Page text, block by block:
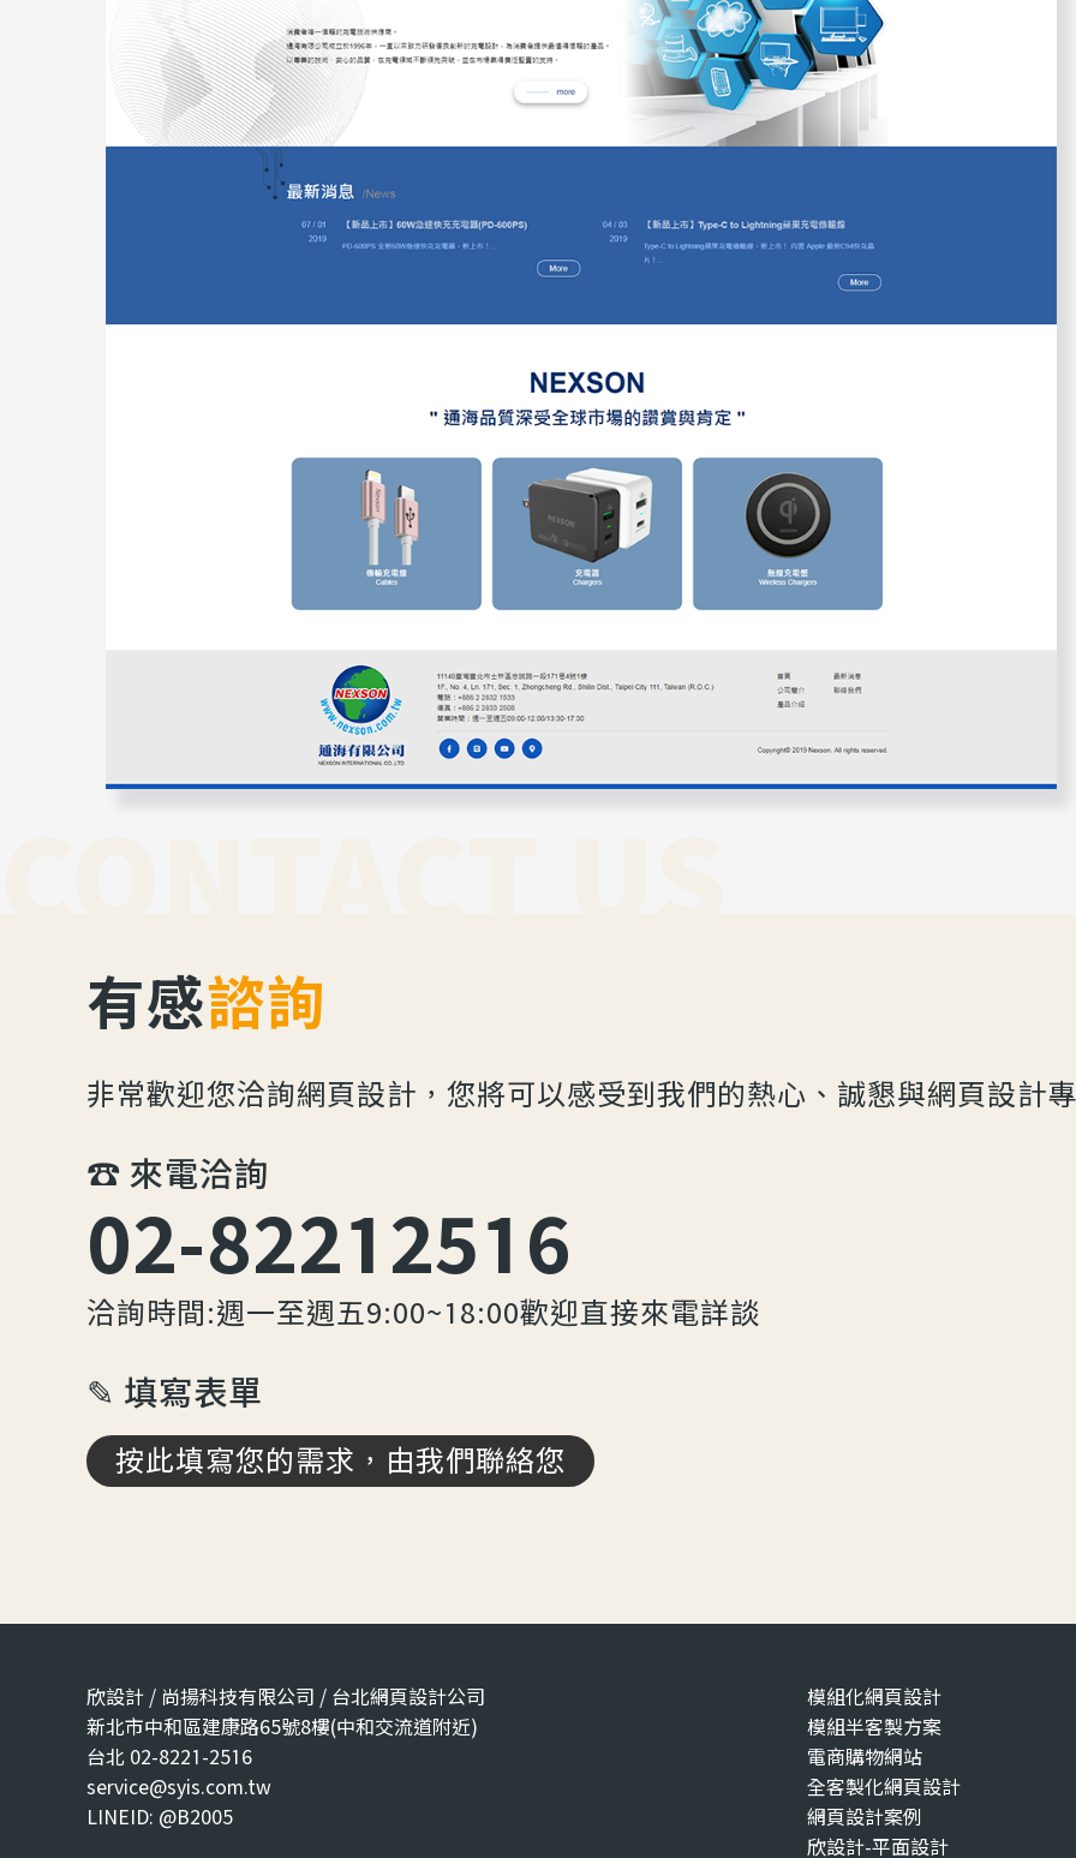
有感諮詢
非常歡迎您洽詢網頁設計，您將可以感受到我們的熱心、誠懇與網頁設計
☎︎ 來電洽詢
02-82212516
洽詢時間:週一至週五9:00~18:00歡迎直接來電詳談
✎ 填寫表單
按此填寫您的需求，由我們聯絡您
欣設計 / 尚揚科技有限公司 / 台北網頁設計公司
新北市中和區建康路65號8樓(中和交流道附近)
台北 02-8221-2516
service@syis.com.tw
LINEID: @B2005
模組化網頁設計
模組半客製方案
電商購物網站
全客製化網頁設計
網頁設計案例
欣設計-平面設計